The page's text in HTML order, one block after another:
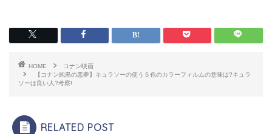
HOME
コナン映画
【コナン純黒の悪夢】キュラソーの使う５色のカラーフィルムの意味は?キュラ
ソーは良い人?考察!
RELATED POST